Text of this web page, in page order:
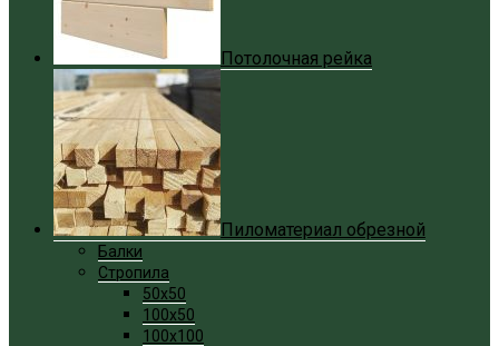
Потолочная рейка
Пиломатериал обрезной
Балки
Стропила
50x50
100x50
100x100